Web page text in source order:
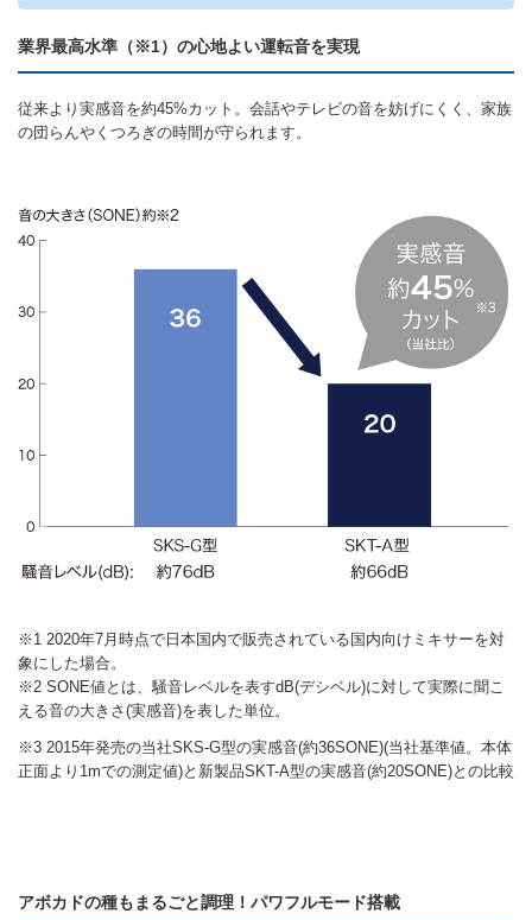
業界最高水準（※1）の心地よい運転音を実現
従来より実感音を約45%カット。会話やテレビの音を妨げにくく、家族
の団らんやくつろぎの時間が守られます。
※1 2020年7月時点で日本国内で販売されている国内向けミキサーを対
象にした場合。
※2 SONE値とは、騒音レベルを表すdB(デシベル)に対して実際に聞こ
える音の大きさ(実感音)を表した単位。
※3 2015年発売の当社SKS-G型の実感音(約36SONE)(当社基準値。本体
正面より1mでの測定値)と新製品SKT-A型の実感音(約20SONE)との比較
アボカドの種もまるごと調理！パワフルモード搭載